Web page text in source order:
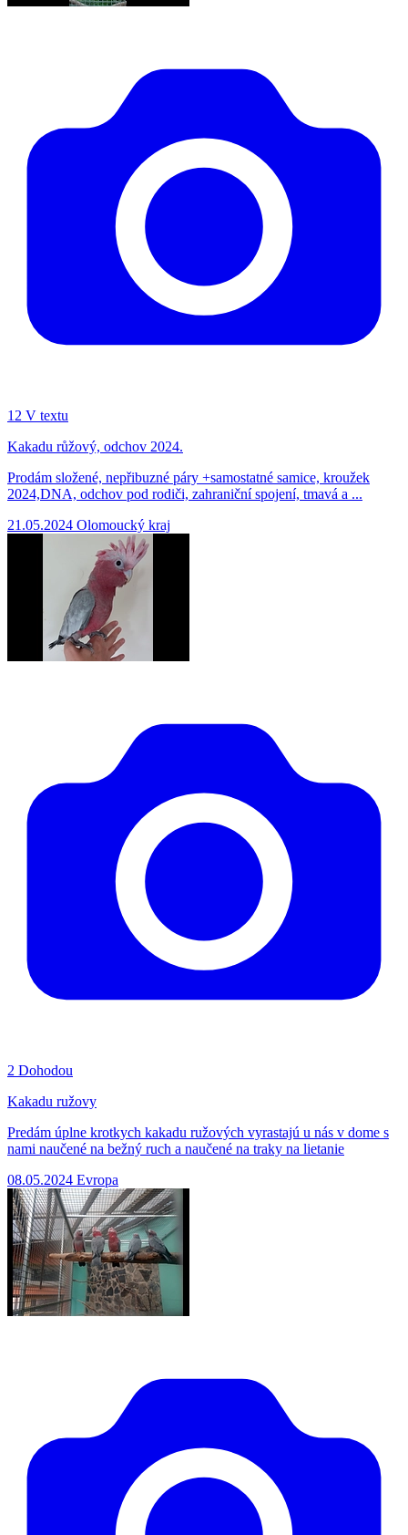
12 V textu
Kakadu růžový, odchov 2024.
Prodám složené, nepřibuzné páry +samostatné samice, kroužek
2024,DNA, odchov pod rodiči, zahraniční spojení, tmavá a ...
21.05.2024 Olomoucký kraj
2 Dohodou
Kakadu ružovy
Predám úplne krotkych kakadu ružových vyrastajú u nás v dome s
nami naučené na bežný ruch a naučené na traky na lietanie
08.05.2024 Evropa